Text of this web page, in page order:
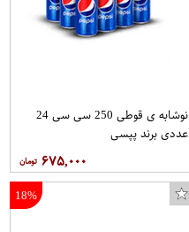
نوشابه ی قوطی 250 سی سی 24
عددی برند پپسی
۶۷۵,۰۰۰
18%